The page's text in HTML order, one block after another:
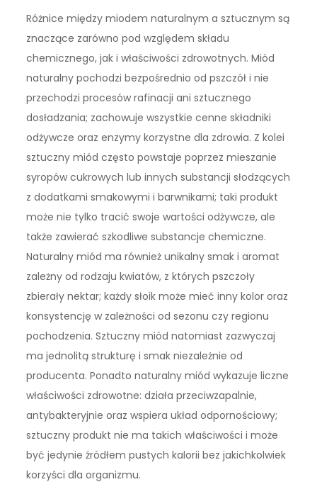
Różnice między miodem naturalnym a sztucznym są
znaczące zarówno pod względem składu
chemicznego, jak i właściwości zdrowotnych. Miód
naturalny pochodzi bezpośrednio od pszczół i nie
przechodzi procesów rafinacji ani sztucznego
dosładzania; zachowuje wszystkie cenne składniki
odżywcze oraz enzymy korzystne dla zdrowia. Z kolei
sztuczny miód często powstaje poprzez mieszanie
syropów cukrowych lub innych substancji słodzących
z dodatkami smakowymi i barwnikami; taki produkt
może nie tylko tracić swoje wartości odżywcze, ale
także zawierać szkodliwe substancje chemiczne.
Naturalny miód ma również unikalny smak i aromat
zależny od rodzaju kwiatów, z których pszczoły
zbierały nektar; każdy słoik może mieć inny kolor oraz
konsystencję w zależności od sezonu czy regionu
pochodzenia. Sztuczny miód natomiast zazwyczaj
ma jednolitą strukturę i smak niezależnie od
producenta. Ponadto naturalny miód wykazuje liczne
właściwości zdrowotne: działa przeciwzapalnie,
antybakteryjnie oraz wspiera układ odpornościowy;
sztuczny produkt nie ma takich właściwości i może
być jedynie źródłem pustych kalorii bez jakichkolwiek
korzyści dla organizmu.